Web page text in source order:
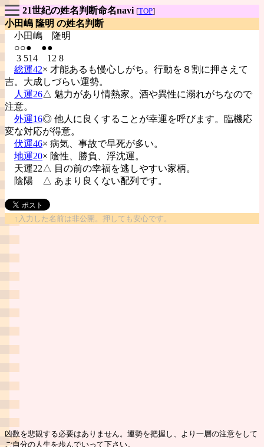
21世紀の姓名判断命名navi [TOP]
小田嶋 隆明 の姓名判断
小田嶋 隆明
○○● ●●
3 514 12 8
総運42× 才能あるも慢心しがち。行動を８割に押さえて
吉。大成しづらい運勢。
人運26△ 魅力があり情熱家。酒や異性に溺れがちなので
注意。
外運16◎ 他人に良くすることが幸運を呼びます。臨機応
変な対応が得意。
伏運46× 病気、事故で早死が多い。
地運20× 陰性、勝負、浮沈運。
天運22△ 目の前の幸福を逃しやすい家柄。
陰陽
△ あまり良くない配列です。
↑入力した名前は非公開。押しても安心です。
凶数を悲観する必要はありません。運勢を把握し、より一層の注意をして
ご自分の人生を歩んでいって下さい。